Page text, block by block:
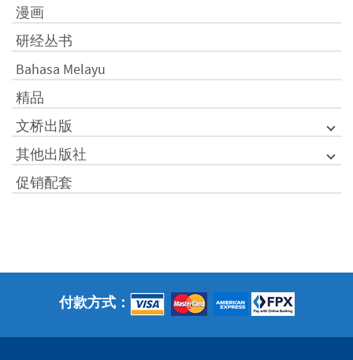
漫画
研经丛书
Bahasa Melayu
精品
文桥出版
其他出版社
促销配套
付款方式：